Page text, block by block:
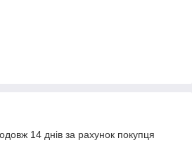
14 днів за рахунок покупця